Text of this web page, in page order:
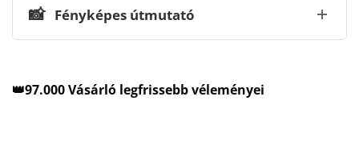
📸 Fényképes útmutató
👑97.000 Vásárló legfrissebb véleményei